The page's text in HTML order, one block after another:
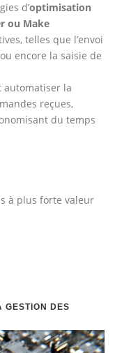
d’optimisation
ou Make
telles que l’envoi
encore la saisie de
automatiser la
reçues,
du temps
à plus forte valeur
GESTION DES